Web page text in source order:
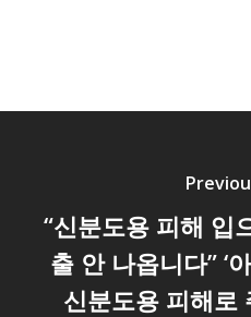
“신분도용 피해 입
출 안 나옵니다” ‘
신분도용 피해로